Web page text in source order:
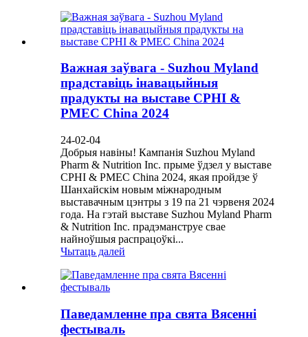
Важная заўвага - Suzhou Myland
прадставіць інавацыйныя
прадукты на выставе CPHI &
PMEC China 2024
24-02-04
Добрыя навіны! Кампанія Suzhou Myland
Pharm & Nutrition Inc. прыме ўдзел у выставе
CPHI & PMEC China 2024, якая пройдзе ў
Шанхайскім новым міжнародным
выставачным цэнтры з 19 па 21 чэрвеня 2024
года. На гэтай выставе Suzhou Myland Pharm
& Nutrition Inc. прадэманструе свае
найноўшыя распрацоўкі...
Чытаць далей
Паведамленне пра свята Вясенні
фестываль